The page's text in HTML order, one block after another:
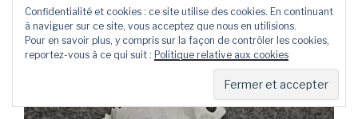
décoratifs, un petit aperçu après premier passage au
four
en attendant de leur trouver l’émail qui les fera vivre…
Confidentialité et cookies : ce site utilise des cookies. En continuant
à naviguer sur ce site, vous acceptez que nous en utilisions.
Pour en savoir plus, y compris sur la façon de contrôler les cookies,
reportez-vous à ce qui suit : Politique relative aux cookies